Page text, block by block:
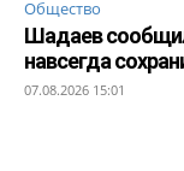
Общество
Шадаев
навсегда
07.08.2026 15:01